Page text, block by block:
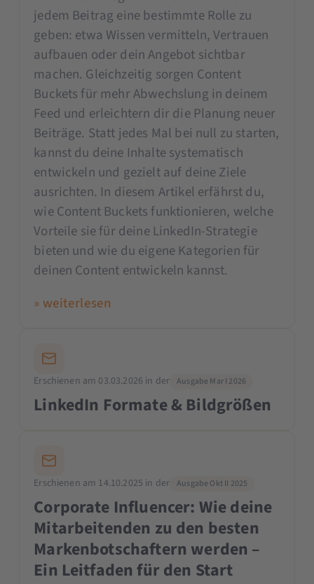
jedem Beitrag eine bestimmte Rolle zu
geben: etwa Wissen vermitteln, Vertrauen
aufbauen oder dein Angebot sichtbar
machen. Gleichzeitig sorgen Content
Buckets für mehr Abwechslung in deinem
Feed und erleichtern dir die Planung neuer
Beiträge. Statt jedes Mal bei null zu starten,
kannst du deine Inhalte systematisch
entwickeln und gezielt auf deine Ziele
ausrichten. In diesem Artikel erfährst du,
wie Content Buckets funktionieren, welche
Vorteile sie für deine LinkedIn-Strategie
bieten und wie du eigene Kategorien für
deinen Content entwickeln kannst.
» weiterlesen
Erschienen am 03.03.2026 in der Ausgabe Mar I 2026
LinkedIn Formate & Bildgrößen
Erschienen am 14.10.2025 in der Ausgabe Okt II 2025
Corporate Influencer: Wie deine
Mitarbeitenden zu den besten
Markenbotschaftern werden –
Ein Leitfaden für den Start